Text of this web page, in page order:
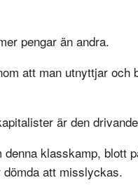
pengar än andra.
att man utnyttjar
är den
klasskamp, blott
att misslyckas.